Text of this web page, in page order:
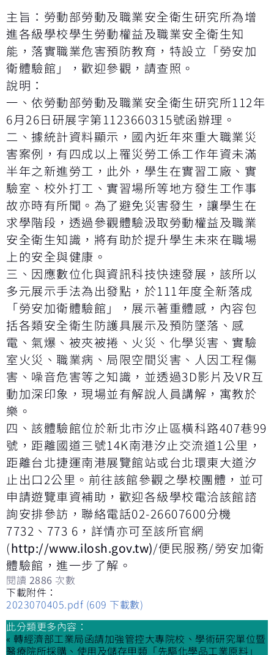
主旨：勞動部勞動及職業安全衛生研究所為增
進各級學校學生勞動權益及職業安全衛生知
能，落實職業危害預防教育，特設立「勞安加
衛體驗館」，歡迎參觀，請查照。
說明：
一、依勞動部勞動及職業安全衛生研究所112年
6月26日研展字第1123660315號函辦理。
二、據統計資料顯示，國內近年來重大職業災
害案例，有四成以上罹災勞工係工作年資未滿
半年之新進勞工，此外，學生在實習工廠、實
驗室、校外打工、實習場所等地方發生工作事
故亦時有所聞。為了避免災害發生，讓學生在
求學階段，透過參觀體驗汲取勞動權益及職業
安全衛生知識，將有助於提升學生未來在職場
上的安全與健康。
三、因應數位化與資訊科技快速發展，該所以
多元展示手法為出發點，於111年度全新落成
「勞安加衛體驗館」，展示著重體感，內容包
括各類安全衛生防護具展示及預防墜落、感
電、氣爆、被夾被捲、火災、化學災害、實驗
室火災、職業病、局限空間災害、人因工程傷
害、噪音危害等之知識，並透過3D影片及VR互
動加深印象，現場並有解說人員講解，寓教於
樂。
四、該體驗館位於新北市汐止區橫科路407巷99
號，距離國道三號14K南港汐止交流道1公里，
距離台北捷運南港展覽館站或台北環東大道汐
止出口2公里。前往該館參觀之學校團體，並可
申請遊覽車資補助，歡迎各級學校電洽該館諮
詢安排參訪，聯絡電話02-26607600分機
7732、773 6，詳情亦可至該所官網
(http://www.ilosh.gov.tw)/便民服務/勞安加衛
體驗館，進一步了解。
閱讀 2886 次數
下載附件：
2023070405.pdf (609 下載數)
此分類更多內容：
« 轉經濟部工業局函請加強管控大專院校、學術研究單位暨
醫療院所採購、使用及儲存甲類「先驅化學品工業原料」